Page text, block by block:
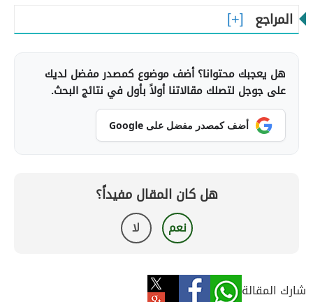
المراجع
هل يعجبك محتوانا؟ أضف موضوع كمصدر مفضل لديك
على جوجل لتصلك مقالاتنا أولاً بأول في نتائج البحث.
أضف كمصدر مفضل على Google
هل كان المقال مفيداً؟
نعم لا
شارك المقالة